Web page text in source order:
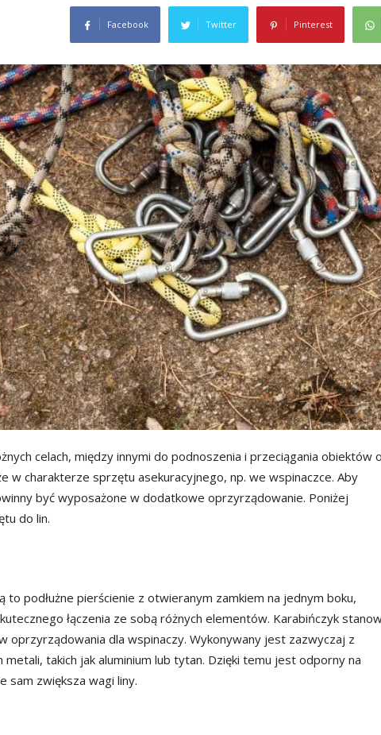
Facebook Twitter Pinterest
celach, między innymi do podnoszenia i przeciągania obiektów o
w charakterze sprzętu asekuracyjnego, np. we wspinaczce. Aby
być wyposażone w dodatkowe oprzyrządowanie. Poniżej
do lin.
to podłużne pierścienie z otwieranym zamkiem na jednym boku,
łączenia ze sobą różnych elementów. Karabińczyk
oprzyrządowania dla wspinaczy. Wykonywany jest zazwyczaj z
metali, takich jak aluminium lub tytan. Dzięki temu jest odporny na
sam zwiększa wagi liny.